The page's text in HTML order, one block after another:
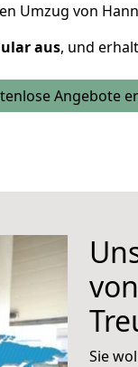
Umzug von
aus, und
Angebote
Sie